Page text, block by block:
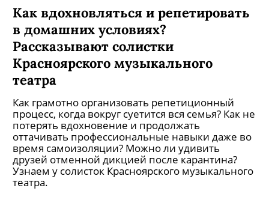
Как вдохновляться и репетировать
в домашних условиях?
Рассказывают солистки
Красноярского музыкального
театра
Как грамотно организовать репетиционный
процесс, когда вокруг суетится вся семья? Как не
потерять вдохновение и продолжать
оттачивать профессиональные навыки даже во
время самоизоляции? Можно ли удивить
друзей отменной дикцией после карантина?
Узнаем у солисток Красноярского музыкального
театра.